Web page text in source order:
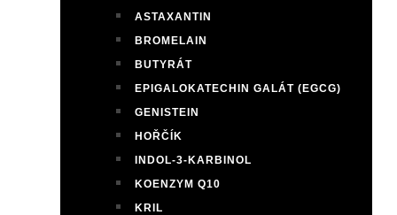
ASTAXANTIN
BROMELAIN
BUTYRÁT
EPIGALOKATECHIN GALÁT (EGCG)
GENISTEIN
HOŘČÍK
INDOL-3-KARBINOL
KOENZYM Q10
KRIL